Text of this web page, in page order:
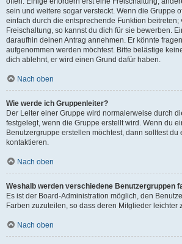
sein und weitere sogar versteckt. Wenn die Gruppe
einfach durch die entsprechende Funktion beitreten;
Freischaltung, so kannst du dich für sie bewerben.
daraufhin deinen Antrag annehmen. Er könnte
aufgenommen werden möchtest. Bitte belästige
dich ablehnt, er wird einen Grund dafür haben.
Nach oben
Wie werde ich Gruppenleiter?
Der Leiter einer Gruppe wird normalerweise durch
festgelegt, wenn die Gruppe erstellt wird. Wenn du
Benutzergruppe erstellen möchtest, dann solltest du
kontaktieren.
Nach oben
Weshalb werden verschiedene Benutzergruppen
Es ist der Board-Administration möglich, den
Farben zuzuteilen, so dass deren Mitglieder leichter
Nach oben